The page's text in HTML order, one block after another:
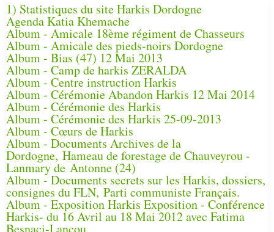
1) Statistiques du site Harkis Dordogne
Agenda Katia Khemache
Album - Amicale 18ème régiment de Chasseurs
Album - Amicale des pieds-noirs Dordogne
Album - Bias (47) 12 Mai 2013
Album - Camp de harkis ZERALDA
Album - Centre instruction Harkis
Album - Cérémonie Abandon Harkis 12 Mai 2014
Album - Cérémonie des Harkis
Album - Cérémonie des Harkis 25-09-2013
Album - Cœurs de Harkis
Album - Documents Archives de la
Dordogne, Hameau de forestage de Chauveyrou -
Lanmary de Antonne (24)
Album - Documents secrets sur les Harkis, dossiers,
consignes du FLN, Parti communiste Français.
Album - Exposition Harkis Exposition - Conférence
Harkis- du 16 Avril au 18 Mai 2012 avec Fatima